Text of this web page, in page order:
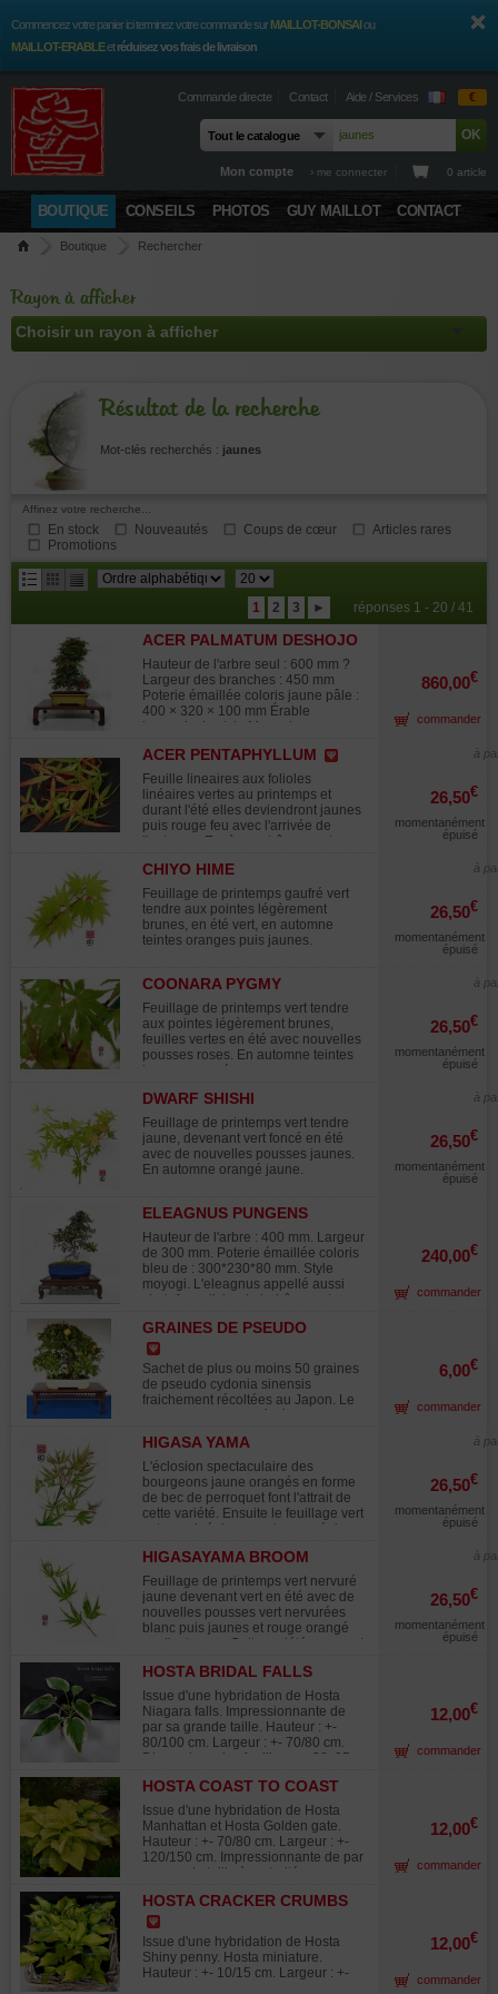
Commencez votre panier ici terminez votre commande surMAILLOT-BONSAIou
MAILLOT-ERABLEetréduisez vos frais de livraison
Commande directe Contact Aide / Services €
Mon compte › me connecter 0 article
BOUTIQUE CONSEILS PHOTOS GUY MAILLOT CONTACT
Boutique Rechercher
Rayon à afficher
Résultat de la recherche
Mot-clés recherchés : jaunes
Affinez votre recherche...
En stock Nouveautés Coups de cœur
Articles rares
Promotions
résultats
par
page
1 2 3 ► réponses 1 - 20 / 41
ACER PALMATUM DESHOJO
24070253
Hauteur de l'arbre seul : 600 mm ?
Largeur des branches : 450 mm
Poterie émaillée coloris jaune pâle :
400 × 320 × 100 mm Érable
japonais de style Moyogi, aux
de 40 mm de diamètre, nebari de 40
× 50 mm. Issu de marcottage aérien,
ce bonsaï ne présente ni fortes
marques de ligature, ni traces de
greffe, ni plaies de taille importantes.
Son feuillage caduc offre un
rouge vermillon lumineux au
éclatantes nuances jaunes et
orangées à l'automne. Rempoté en
mars 2025 dans un substrat
d'akadama. Photographié en juillet
Avez vous cet ouvrage?
860,00€
commander
ACER PENTAPHYLLUM
Feuille lineaires aux folioles
linéaires vertes au printemps et
durant l'été elles deviendront jaunes
puis rouge feu avec l'arrivée de
l'automne.Espèce extrêmement rare
l'état spontané.Résistance au froid
en pleine terre de -6 a -8 degré en
situation abritée du vent froid. Notez
que cette espèce débourre
tardivement. Prime a Courson en
octobre 2011. Certificat botanique.
26,50€
à
momentanément
épuisé
CHIYO HIME
Feuillage de printemps gaufré vert
tendre aux pointes légèrement
brunes, en été vert, en automne
teintes oranges puis jaunes.
26,50€
à
momentanément
épuisé
COONARA PYGMY
Feuillage de printemps vert tendre
aux pointes légèrement brunes,
feuilles vertes en été avec nouvelles
pousses roses. En automne teintes
jaunes orangées.
26,50€
à
momentanément
épuisé
DWARF SHISHI
Feuillage de printemps vert tendre
jaune, devenant vert foncé en été
avec de nouvelles pousses jaunes.
En automne orangé jaune.
26,50€
à
momentanément
épuisé
ELEAGNUS PUNGENS
MACULATA AUREA 12020258
Hauteur de l'arbre : 400 mm. Largeur
de 300 mm. Poterie émaillée coloris
bleu de : 300*230*80 mm. Style
moyogi. L'eleagnus appellé aussi
chalef ou olivier de bohême est un
panaché de marbrures jaunes, ovale
au revers argenté. Les nouvelles
pousses sont de couleur cuivre et s
es fleurs parfumées sont petites d'un
coloris jaune cireux. Elles laisseront
place à des fruits de la forme d'une
en fin de saison. Sujet âgé de plus
plateaux formés. Demande
absolument du plein soleil. Sans
aucunes blessures de fils ou de
fortes plaies de tailles. Vendu sans
2025. tablette non comprise.
240,00€
commander
GRAINES DE PSEUDO
CYDONIA SINENSIS
Sachet de plus ou moins 50 graines
de pseudo cydonia sinensis
fraichement récoltées au Japon. Le
pour son feuillage rosé au printemps
qui devient d'un vert vif en été et
rouge orangé feu en automne, mais
aussi pour la beauté de son écorce
et l'éclat de ses fruits jaunes. Mode
d'emploi inclus dans le sachet. La
vous permet de former de gros
indispensable de choisir le style
d'arbre dès la fin de la première
année de culture. Récolte novembre
2025.
6,00€
commander
HIGASA YAMA
L'éclosion spectaculaire des
bourgeons jaune orangés en forme
de bec de perroquet font l'attrait de
cette variété. Ensuite le feuillage vert
est marginé de rose et nervuré de
deviennent vertes et en automne se
parent de colorations jaunes
orangées rouges.
26,50€
à
momentanément
épuisé
HIGASAYAMA BROOM
Feuillage de printemps vert nervuré
jaune devenant vert en été avec de
nouvelles pousses vert nervurées
blanc puis jaunes et rouge orangé
sur l'automne. Cette variété a un port
l'higasa yama type.
26,50€
à
momentanément
épuisé
HOSTA BRIDAL FALLS
Issue d'une hybridation de Hosta
Niagara falls. Impressionnante de
par sa grande taille. Hauteur : +-
80/100 cm. Largeur : +- 70/80 cm.
Dimensions des feuilles : +- 38x25
leurs bordures sont fortement
ondulées. Vertes foncées au coeur
et avec des bordures jaunes qui
prennent un ton blanc crème en été.
Fleurs bleu-violet de taille moyenne
en été. Gros rhizome livré en
12,00€
commander
HOSTA COAST TO COAST
Issue d'une hybridation de Hosta
Manhattan et Hosta Golden gate.
Hauteur : +- 70/80 cm. Largeur : +-
120/150 cm. Impressionnante de par
sa grande taille à maturité.
cm. Les feuilles sont jaunes, en
forme de coeur, et leurs bordures
sont ondulées. La couleur de la
feuille devient jaune doré au fur et à
mesure que la saison avance, du
plus bel effet. Les fleurs sont de
12,00€
commander
HOSTA CRACKER CRUMBS
Issue d'une hybridation de Hosta
Shiny penny. Hosta miniature.
Hauteur : +- 10/15 cm. Largeur : +-
12,00€
commander